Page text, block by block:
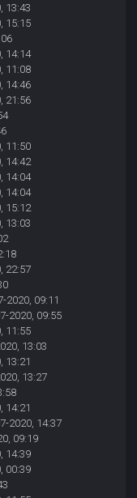
13:43
15:15
14:14
11:08
14:46
21:56
11:50
14:42
14:04
14:04
15:12
13:03
22:57
2020, 09:11
2020, 09:55
11:55
13:03
13:21
13:27
14:21
2020, 14:37
09:19
14:39
00:39